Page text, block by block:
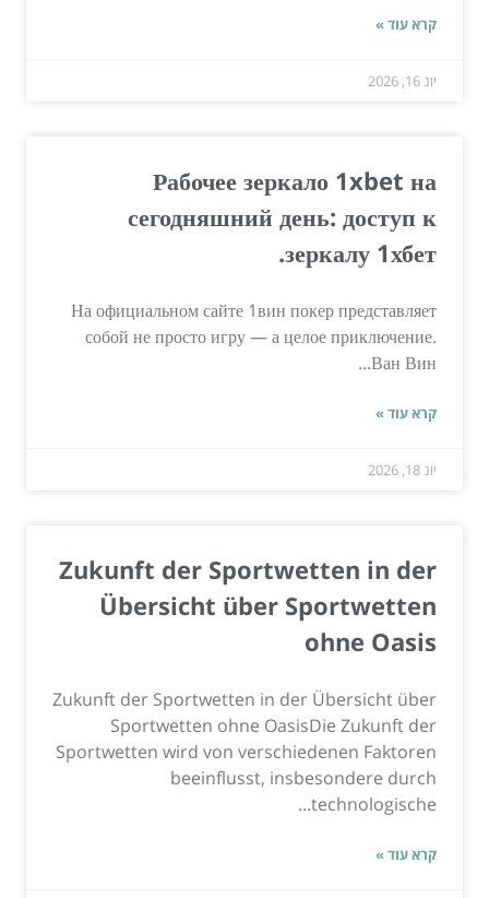
קרא עוד »
יונ 16, 2026
Рабочее зеркало 1xbet на
сегодняшний день: доступ к
зеркалу 1хбет.
На официальном сайте 1вин покер представляет
собой не просто игру — а целое приключение.
Ван Вин...
קרא עוד »
יונ 18, 2026
Zukunft der Sportwetten in der
Übersicht über Sportwetten
ohne Oasis
Zukunft der Sportwetten in der Übersicht über
Sportwetten ohne OasisDie Zukunft der
Sportwetten wird von verschiedenen Faktoren
beeinflusst, insbesondere durch
technologische...
קרא עוד »